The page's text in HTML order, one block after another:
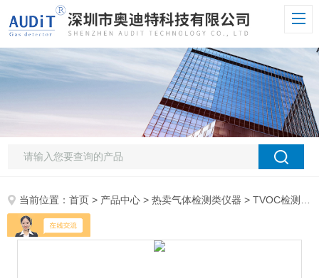
当前位置：首页 > 产品中心 >热卖气体检测类仪器 >TVOC检测仪